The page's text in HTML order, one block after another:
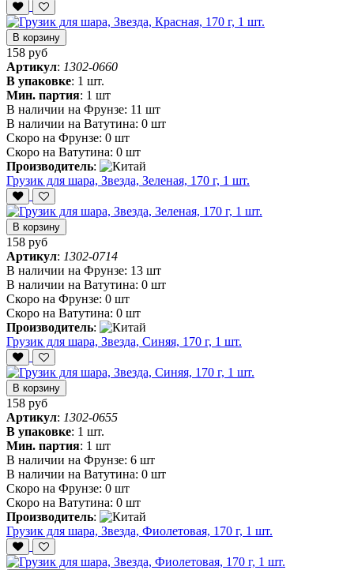
В корзину
158 руб
Артикул: 1302-0660
В упаковке: 1 шт.
Мин. партия: 1 шт
В наличии на Фрунзе: 11 шт
В наличии на Ватутина: 0 шт
Скоро на Фрунзе: 0 шт
Скоро на Ватутина: 0 шт
Производитель:
Грузик для шара, Звезда, Зеленая, 170 г, 1 шт.
В корзину
158 руб
Артикул: 1302-0714
В наличии на Фрунзе: 13 шт
В наличии на Ватутина: 0 шт
Скоро на Фрунзе: 0 шт
Скоро на Ватутина: 0 шт
Производитель:
Грузик для шара, Звезда, Синяя, 170 г, 1 шт.
В корзину
158 руб
Артикул: 1302-0655
В упаковке: 1 шт.
Мин. партия: 1 шт
В наличии на Фрунзе: 6 шт
В наличии на Ватутина: 0 шт
Скоро на Фрунзе: 0 шт
Скоро на Ватутина: 0 шт
Производитель:
Грузик для шара, Звезда, Фиолетовая, 170 г, 1 шт.